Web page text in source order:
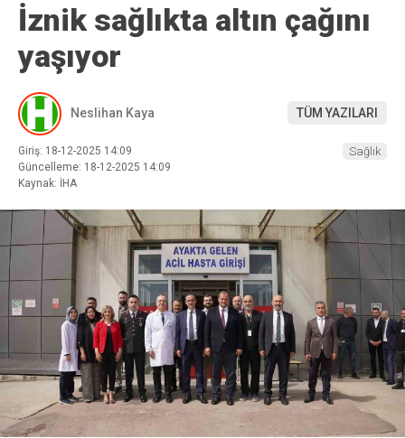
İznik sağlıkta altın çağını
yaşıyor
Neslihan Kaya TÜM YAZILARI
Giriş: 18-12-2025 14:09
Güncelleme: 18-12-2025 14:09
Kaynak: İHA
Sağlık